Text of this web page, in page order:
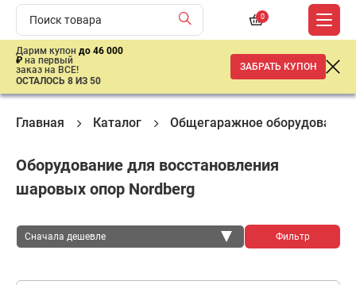
0
Дарим купон до 46 000
₽ на первый
заказ на ВСЕ!
ОСТАЛОСЬ 8 ИЗ 50
ЗАБРАТЬ КУПОН
Главная Каталог Общегаражное оборудование
Оборудование для восстановления
шаровых опор Nordberg
Сначала дешевле Фильтр